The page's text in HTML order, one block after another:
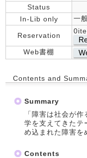
Status
In-Lib only
一
Reservation
Web書棚
Contents and
Summary
「障害は社会が
学を支えてきたテ
め込まれた障害を
Contents